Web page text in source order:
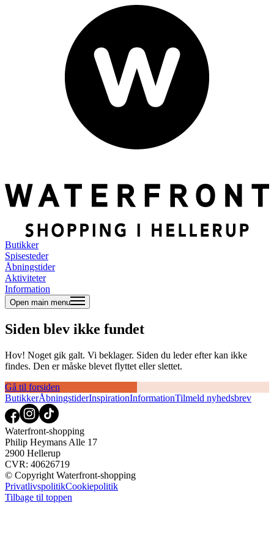
Butikker
Spisesteder
Åbningstider
Aktiviteter
Information
Open main menu
Siden blev ikke fundet
Hov! Noget gik galt. Vi beklager. Siden du leder efter kan ikke
findes. Den er måske blevet flyttet eller slettet.
Gå til forsiden
ButikkerÅbningstiderInspirationInformationTilmeld nyhedsbrev
Waterfront-shopping
Philip Heymans Alle 17
2900 Hellerup
CVR: 40626719
© Copyright Waterfront-shopping
PrivatlivspolitikCookiepolitik
Tilbage til toppen